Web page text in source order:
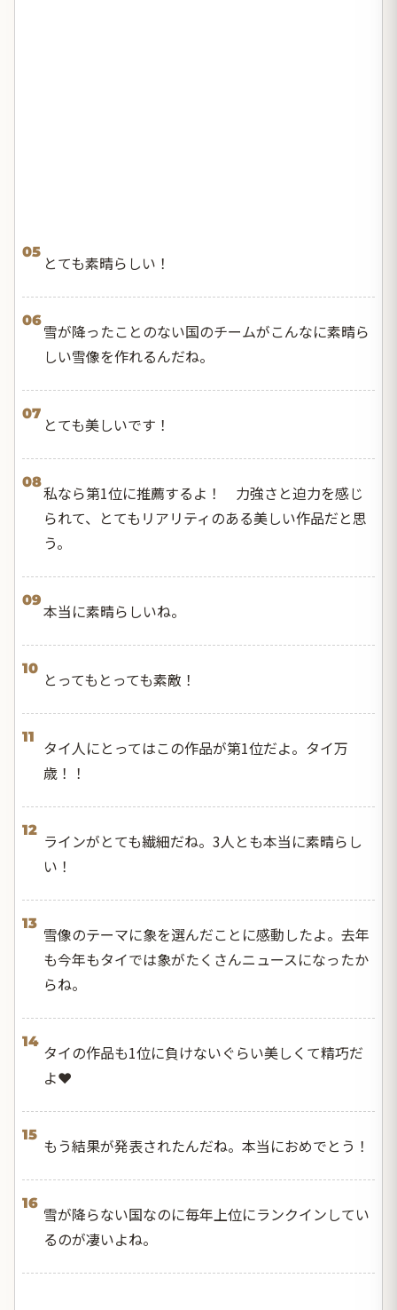
05
とても素晴らしい！
06
雪が降ったことのない国のチームがこんなに素晴ら
しい雪像を作れるんだね。
07
とても美しいです！
08
私なら第1位に推薦するよ！ 力強さと迫力を感じ
られて、とてもリアリティのある美しい作品だと思
う。
09
本当に素晴らしいね。
10
とってもとっても素敵！
11
タイ人にとってはこの作品が第1位だよ。タイ万
歳！！
12
ラインがとても繊細だね。3人とも本当に素晴らし
い！
13
雪像のテーマに象を選んだことに感動したよ。去年
も今年もタイでは象がたくさんニュースになったか
らね。
14
タイの作品も1位に負けないぐらい美しくて精巧だ
よ❤️
15
もう結果が発表されたんだね。本当におめでとう！
16
雪が降らない国なのに毎年上位にランクインしてい
るのが凄いよね。